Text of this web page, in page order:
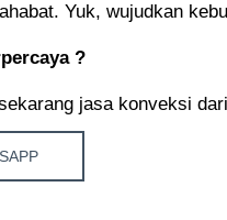
Yuk, wujudkan
?
jasa konveksi